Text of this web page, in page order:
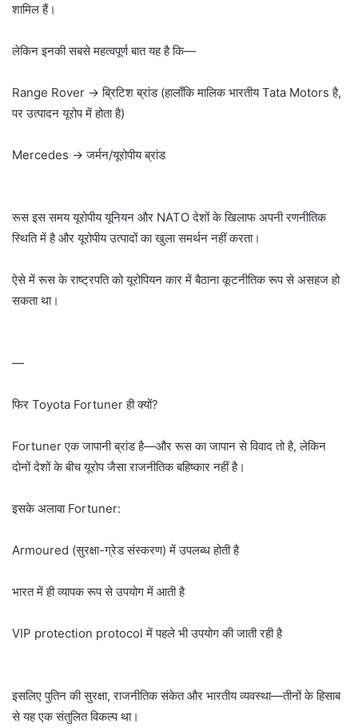
शामिल हैं।
लेकिन इनकी सबसे महत्वपूर्ण बात यह है कि—
Range Rover → ब्रिटिश ब्रांड (हालाँकि मालिक भारतीय Tata Motors है,
पर उत्पादन यूरोप में होता है)
Mercedes → जर्मन/यूरोपीय ब्रांड
रूस इस समय यूरोपीय यूनियन और NATO देशों के खिलाफ अपनी रणनीतिक
स्थिति में है और यूरोपीय उत्पादों का खुला समर्थन नहीं करता।
ऐसे में रूस के राष्ट्रपति को यूरोपियन कार में बैठाना कूटनीतिक रूप से असहज हो
सकता था।
—
फिर Toyota Fortuner ही क्यों?
Fortuner एक जापानी ब्रांड है—और रूस का जापान से विवाद तो है, लेकिन
दोनों देशों के बीच यूरोप जैसा राजनीतिक बहिष्कार नहीं है।
इसके अलावा Fortuner:
Armoured (सुरक्षा-ग्रेड संस्करण) में उपलब्ध होती है
भारत में ही व्यापक रूप से उपयोग में आती है
VIP protection protocol में पहले भी उपयोग की जाती रही है
इसलिए पुतिन की सुरक्षा, राजनीतिक संकेत और भारतीय व्यवस्था—तीनों के हिसाब
से यह एक संतुलित विकल्प था।